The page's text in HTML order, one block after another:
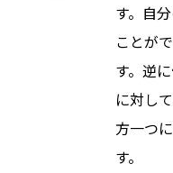
す。自
ことが
す。逆
に対し
方一つ
す。